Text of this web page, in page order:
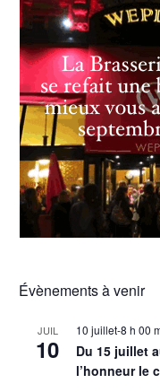
Évènements à venir
JUIL
10
10 juillet-8 h 00
Du 15 juillet
l’honneur le